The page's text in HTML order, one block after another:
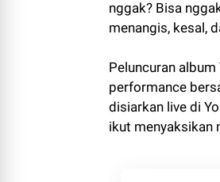
nggak? Bisa
menangis, kesal,
Peluncuran
performance
disiarkan live di
ikut menyaksikan